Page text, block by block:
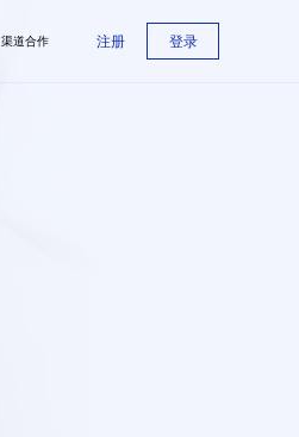
渠道合作 注册 登录